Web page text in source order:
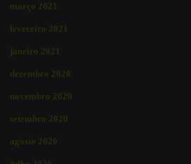
março 2021
fevereiro 2021
janeiro 2021
dezembro 2020
novembro 2020
setembro 2020
agosto 2020